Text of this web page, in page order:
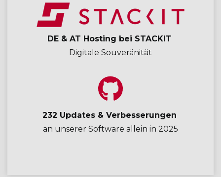
DE & AT Hosting bei STACKIT
Digitale Souveränität
232 Updates & Verbesserungen
an unserer Software allein in 2025